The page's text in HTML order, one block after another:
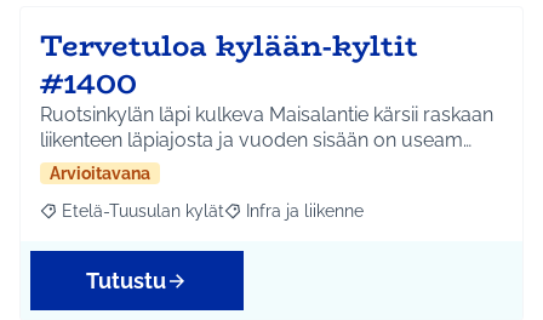
Tervetuloa kylään-kyltit
#1400
Ruotsinkylän läpi kulkeva Maisalantie kärsii raskaan
liikenteen läpiajosta ja vuoden sisään on useam…
Arvioitavana
Rajaa tulokset aihepiirin mukaan: Etelä-Tuusulan kylät
Etelä-Tuusulan kylät Rajaa tulokset teeman mukaan: Infra ja
Infra ja liikenne
Tutustu